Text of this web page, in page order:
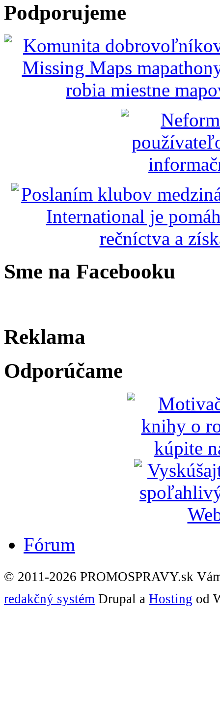
Podporujeme
Sme na Facebooku
Reklama
Odporúčame
Fórum
© 2011-2026 PROMOSPRAVY.sk
redakčný systém Drupal a Hosting od